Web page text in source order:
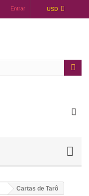
USD
Entrar
Cartas de Tarô